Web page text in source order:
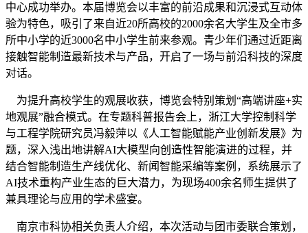
中心成功举办。本届博览会以丰富的前沿成果和沉浸式互动体
验为特色，吸引了来自近20所高校的2000余名大学生及全市多
所中小学的近3000名中小学生前来参观。青少年们通过近距离
接触智能制造最新技术与产品，开启了一场与前沿科技的深度
对话。
为提升高校学生的观展收获，博览会特别策划“高端讲座+实
地观展”融合模式。在专题科普报告会上，浙江大学控制科学
与工程学院研究员冯毅萍以《人工智能赋能产业创新发展》为
题，深入浅出地讲解AI大模型向创造性智能演进的过程，并
结合智能制造生产线优化、新闻智能采编等案例，系统展示了
AI技术重构产业生态的巨大潜力，为现场400余名师生提供了
兼具理论与应用的学术盛宴。
南京市科协相关负责人介绍，本次活动与团市委联合策划，